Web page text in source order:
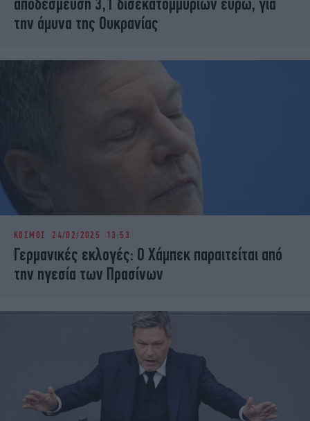
την άμυνα της Ουκρανίας
ΚΟΣΜΟΣ 24/02/2025 13:53
Γερμανικές εκλογές: Ο Χάμπεκ παραιτείται από
την ηγεσία των Πρασίνων